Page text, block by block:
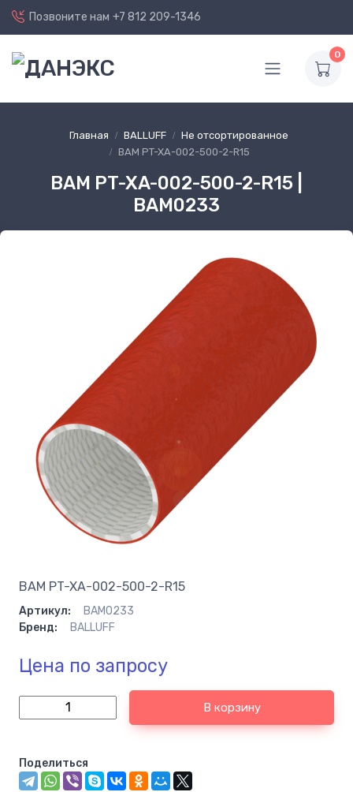
Позвоните нам +7 812 209-1346
0
Главная BALLUFF
Не отсортированное
BAM PT-XA-002-500-2-R15
BAM PT-XA-002-500-2-R15 |
BAM0233
BAM PT-XA-002-500-2-R15
Артикул:
BAM0233
Бренд:
BALLUFF
Цена по запросу
В корзину
Поделиться